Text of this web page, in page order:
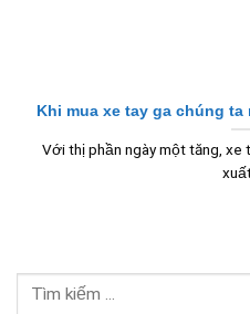
Khi mua xe tay ga chúng
Với thị phần ngày một tăng, xe